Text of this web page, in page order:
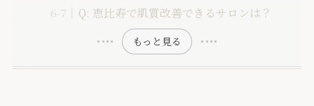
Q: 恵比寿で肌質改善できるサロンは？
もっと見る